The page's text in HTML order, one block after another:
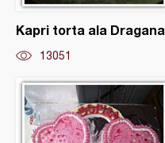
Kapri torta ala Dragana
13051